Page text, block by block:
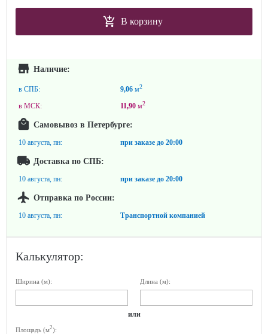
В корзину
Наличие:
в СПБ: 9,06 м2
в МСК: 11,90 м2
Самовывоз в Петербурге:
10 августа, пн: при заказе до 20:00
Доставка по СПБ:
10 августа, пн: при заказе до 20:00
Отправка по России:
10 августа, пн: Транспортной компанией
Калькулятор:
Ширина (м): Длина (м):
или
Площадь (м2):